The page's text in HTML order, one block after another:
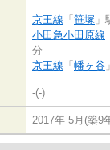
京王線 「 笹塚 」
小田急小田原線
分
京王線 「 幡ヶ谷
-(-)
2017年 5月(築9